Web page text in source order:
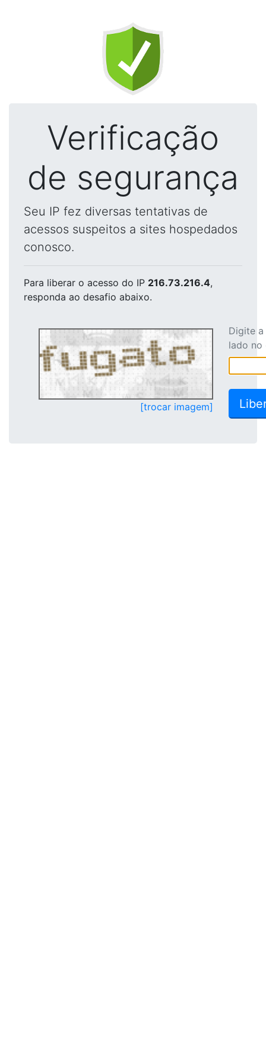
Verificação
de segurança
Seu IP fez diversas tentativas de
acessos suspeitos a sites hospedados
conosco.
Para liberar o acesso do IP 216.73.216.4,
responda ao desafio abaixo.
[trocar imagem]
Digite
lado no